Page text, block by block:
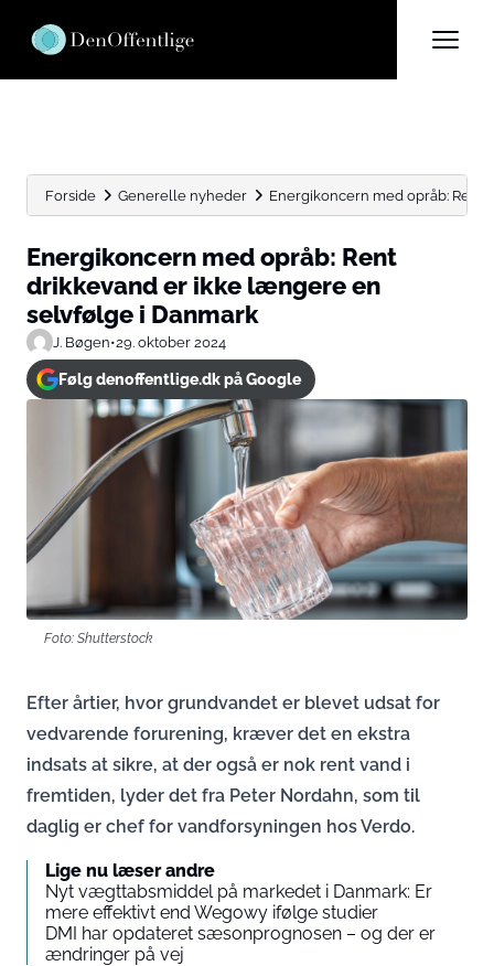
Forside Generelle nyheder Energikoncern med opråb: Rent
Energikoncern med opråb: Rent
drikkevand er ikke længere en
selvfølge i Danmark
J. Bøgen•29. oktober 2024
Følg denoffentlige.dk på Google
Foto: Shutterstock
Efter årtier, hvor grundvandet er blevet udsat for
vedvarende forurening, kræver det en ekstra
indsats at sikre, at der også er nok rent vand i
fremtiden, lyder det fra Peter Nordahn, som til
daglig er chef for vandforsyningen hos Verdo.
Lige nu læser andre
Nyt vægttabsmiddel på markedet i Danmark: Er
mere effektivt end Wegowy ifølge studier
DMI har opdateret sæsonprognosen – og der er
ændringer på vej